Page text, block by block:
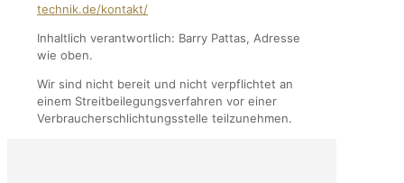
technik.de/kontakt/
Inhaltlich verantwortlich: Barry Pattas, Adresse
wie oben.
Wir sind nicht bereit und nicht verpflichtet an
einem Streitbeilegungsverfahren vor einer
Verbraucherschlichtungsstelle teilzunehmen.